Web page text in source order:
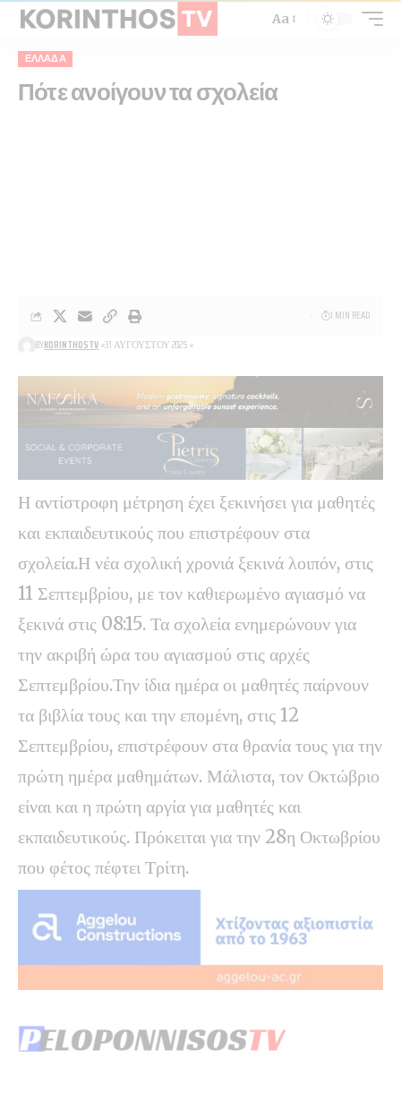
Aa
ΕΛΛΆΔΑ
Πότε ανοίγουν τα σχολεία
BYKORINTHOSTV 31 ΑΥΓΟΎΣΤΟΥ 2025
1 MIN READ
Η αντίστροφη μέτρηση έχει ξεκινήσει για μαθητές
και εκπαιδευτικούς που επιστρέφουν στα
σχολεία.Η νέα σχολική χρονιά ξεκινά λοιπόν, στις
11 Σεπτεμβρίου, με τον καθιερωμένο αγιασμό να
ξεκινά στις 08:15. Τα σχολεία ενημερώνουν για
την ακριβή ώρα του αγιασμού στις αρχές
Σεπτεμβρίου.Την ίδια ημέρα οι μαθητές παίρνουν
τα βιβλία τους και την επομένη, στις 12
Σεπτεμβρίου, επιστρέφουν στα θρανία τους για την
πρώτη ημέρα μαθημάτων. Μάλιστα, τον Οκτώβριο
είναι και η πρώτη αργία για μαθητές και
εκπαιδευτικούς. Πρόκειται για την 28η Οκτωβρίου
που φέτος πέφτει Τρίτη.